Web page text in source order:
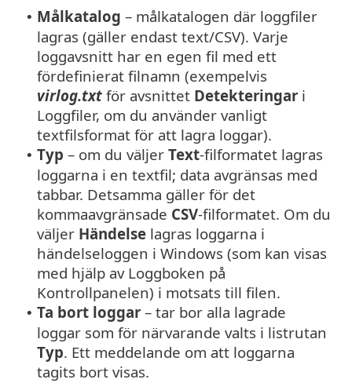
• Målkatalog – målkatalogen där loggfiler
lagras (gäller endast text/CSV). Varje
loggavsnitt har en egen fil med ett
fördefinierat filnamn (exempelvis
virlog.txt för avsnittet Detekteringar i
Loggfiler, om du använder vanligt
textfilsformat för att lagra loggar).
• Typ – om du väljer Text-filformatet lagras
loggarna i en textfil; data avgränsas med
tabbar. Detsamma gäller för det
kommaavgränsade CSV-filformatet. Om du
väljer Händelse lagras loggarna i
händelseloggen i Windows (som kan visas
med hjälp av Loggboken på
Kontrollpanelen) i motsats till filen.
• Ta bort loggar – tar bor alla lagrade
loggar som för närvarande valts i listrutan
Typ. Ett meddelande om att loggarna
tagits bort visas.